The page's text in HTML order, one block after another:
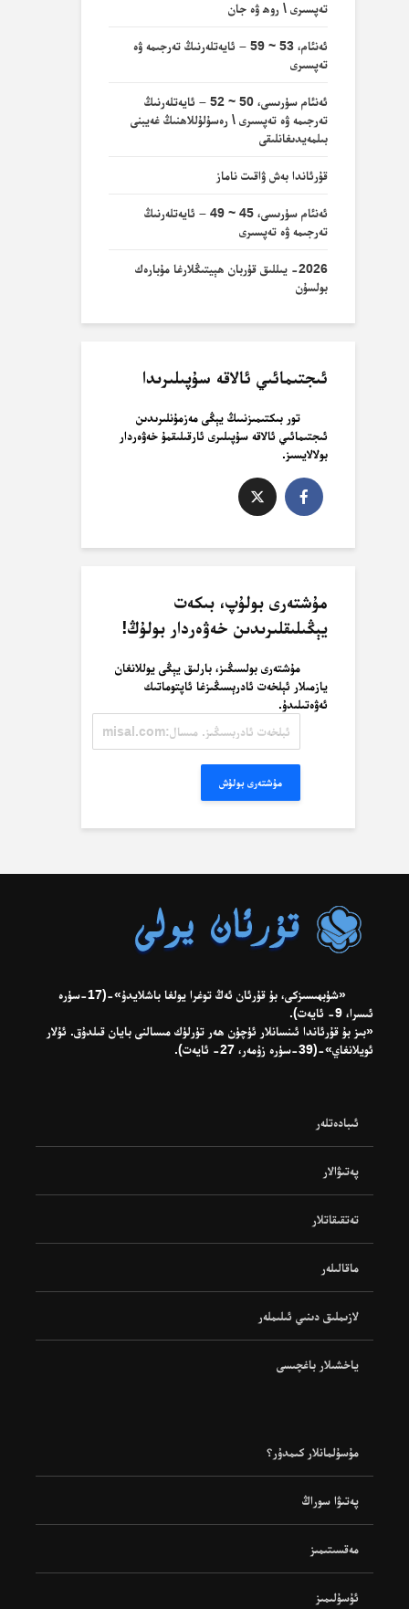
تەپسىرى \ روھ ۋە جان
ئەنئام، 53 ~ 59 – ئايەتلەرنىڭ تەرجىمە ۋە
تەپسىرى
ئەنئام سۈرىسى، 50 ~ 52 – ئايەتلەرنىڭ
تەرجىمە ۋە تەپسىرى \ رەسۇلۇللاھنىڭ غەيبنى
بىلمەيدىغانلىقى
قۇرئاندا بەش ۋاقىت ناماز
ئەنئام سۈرىسى، 45 ~ 49 – ئايەتلەرنىڭ
تەرجىمە ۋە تەپسىرى
2026- يىللىق قۇربان ھېيتىڭلارغا مۇبارەك
بولسۇن
ئىجتىمائىي ئالاقە سۇپىلىرىدا
تور بىكتىمىزنىىڭ يېڭى مەزمۇنلىرىدىن
ئىجتىمائىي ئالاقە سۇپىلىرى ئارقىلىقمۇ خەۋەردار
بولالايسىز.
مۇشتەرى بولۇپ، بىكەت
يېڭىلىقلىرىدىن خەۋەردار بولۇڭ!
مۇشتەرى بولسىڭىز، بارلىق يېڭى يوللانغان
يازمىلار ئېلخەت ئادرېسىڭىزغا ئاپتوماتىك
ئەۋەتىلىدۇ.
ئادرېسىڭىز.
مۇشتەرى بولۇش
«شۈبھىسىزكى، بۇ قۇرئان ئەڭ توغرا يولغا باشلايدۇ»-(17-سۈرە
ئىسرا، 9- ئايەت).
«بىز بۇ قۇرئاندا ئىنسانلار ئۈچۈن ھەر تۈرلۈك مىسالنى بايان قىلدۇق. ئۇلار
ئويلانغاي»-(39-سۈرە زۇمەر، 27- ئايەت).
ئىبادەتلەر
پەتىۋالار
تەتقىقاتلار
ماقالىلەر
لازىملىق دىنىي ئىلىملەر
ياخشىلار باغچىسى
مۇسۇلمانلار كىمدۇر؟
پەتىۋا سوراڭ
مەقسىتىمىز
ئۇسۇلىمىز